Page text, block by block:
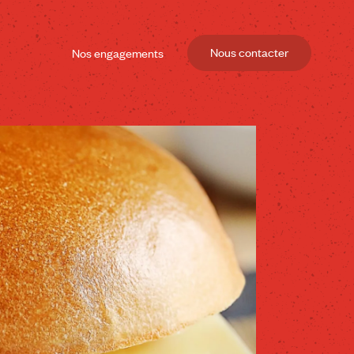
Nos engagements Nous contacter